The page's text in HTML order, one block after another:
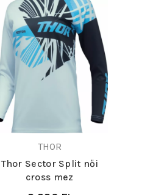
THOR
Thor Sector Split női
cross mez